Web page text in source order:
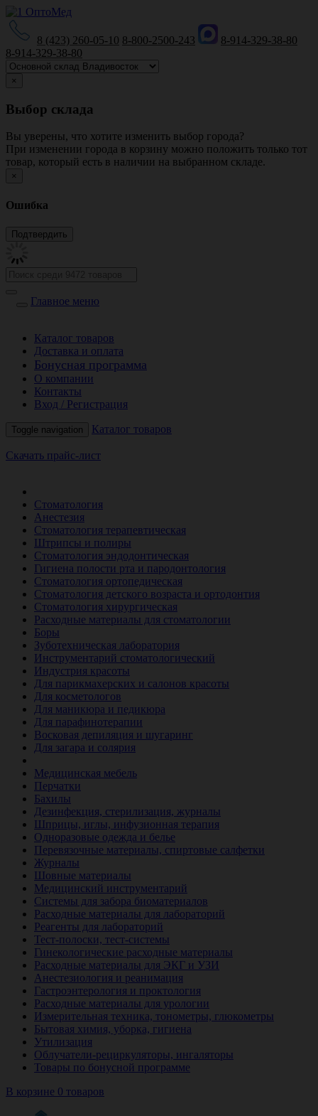
8 (423) 260-05-10 8-800-2500-243
8-914-329-38-80
8-914-329-38-80
×
Выбор склада
Вы уверены, что хотите изменить выбор города?
При изменении города в корзину можно положить только тот
товар, который есть в наличии на выбранном складе.
×
Ошибка
Главное меню
Каталог товаров
Доставка и оплата
Бонусная программа
О компании
Контакты
Вход / Регистрация
Toggle navigation Каталог товаров
Скачать прайс-лист
Стоматология
Анестезия
Стоматология терапевтическая
Штрипсы и полиры
Стоматология эндодонтическая
Гигиена полости рта и пародонтология
Стоматология ортопедическая
Стоматология детского возраста и ортодонтия
Стоматология хирургическая
Расходные материалы для стоматологии
Боры
Зуботехническая лаборатория
Инструментарий стоматологический
Индустрия красоты
Для парикмахерских и салонов красоты
Для косметологов
Для маникюра и педикюра
Для парафинотерапии
Восковая депиляция и шугаринг
Для загара и солярия
Медицинская мебель
Перчатки
Бахилы
Дезинфекция, стерилизация, журналы
Шприцы, иглы, инфузионная терапия
Одноразовые одежда и белье
Перевязочные материалы, спиртовые салфетки
Журналы
Шовные материалы
Медицинский инструментарий
Системы для забора биоматериалов
Расходные материалы для лабораторий
Реагенты для лабораторий
Тест-полоски, тест-системы
Гинекологические расходные материалы
Расходные материалы для ЭКГ и УЗИ
Анестезиология и реанимация
Гастроэнтерология и проктология
Расходные материалы для урологии
Измерительная техника, тонометры, глюкометры
Бытовая химия, уборка, гигиена
Утилизация
Облучатели-рециркуляторы, ингаляторы
Товары по бонусной программе
В корзине 0 товаров